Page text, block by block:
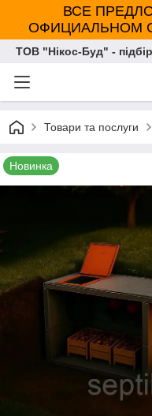
ВСЕ
ОФИЦИАЛЬНОМ
ТОВ "Нікос-Буд" -
Товари та послуги
Новинка